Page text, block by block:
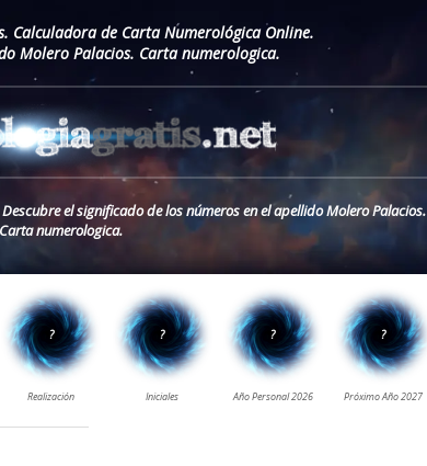
Calculadora de Carta Numerológica Online.
Molero Palacios. Carta numerologica.
el significado de los números en el apellido Molero Palacios.
Carta numerologica.